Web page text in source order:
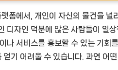
폼에서, 개인이 자신의 물건을 널
디자인 덕분에 많은 사람들이 일
나 서비스를 홍보할 수 있는 기회
기 어려울 수 있습니다. 과연 어